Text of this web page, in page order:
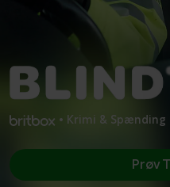
• Krimi & Spænding
Prøv